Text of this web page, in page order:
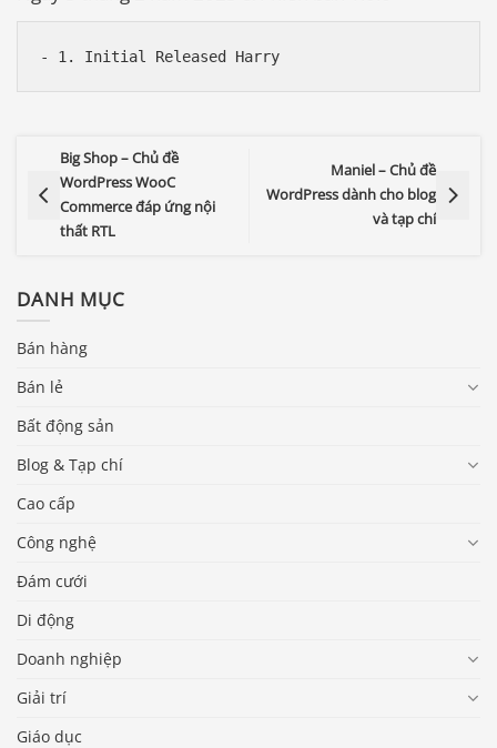
Big Shop – Chủ đề
WordPress WooC
Commerce đáp ứng nội
thất RTL
Maniel – Chủ đề
WordPress dành cho blog
và tạp chí
DANH MỤC
Bán hàng
Bán lẻ
Bất động sản
Blog & Tạp chí
Cao cấp
Công nghệ
Đám cưới
Di động
Doanh nghiệp
Giải trí
Giáo dục